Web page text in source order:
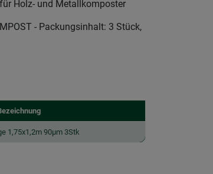
für Holz- und Metallkomposter
- Packungsinhalt: 3 Stück,
1,75x1,2m 90µm 3Stk